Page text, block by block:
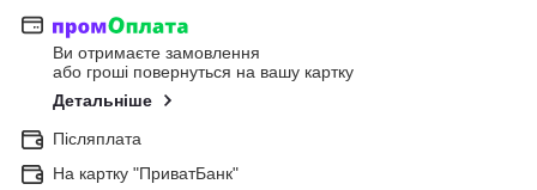
Ви отримаєте замовлення
або гроші повернуться на вашу картку
Детальніше
Післяплата
На картку "ПриватБанк"